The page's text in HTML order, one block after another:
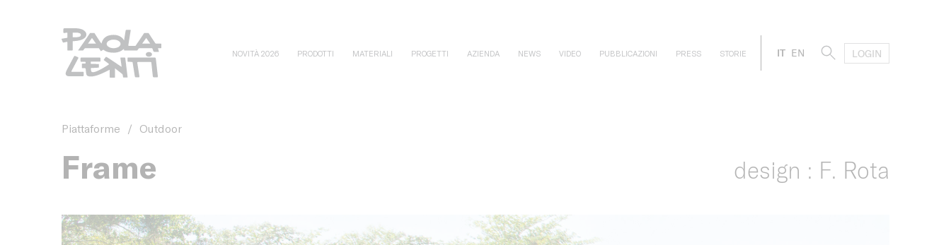
NOVITÀ 2026 PRODOTTI MATERIALI PROGETTI AZIENDA NEWS VIDEO PUBBLICAZIONI PRESS STORIE IT EN LOGIN
Piattaforme / Outdoor
Frame design : F. Rota